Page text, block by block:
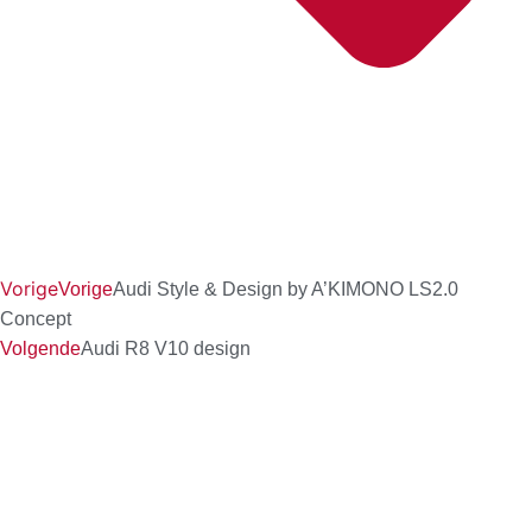
VorigeVorigeAudi Style & Design by A’KIMONO LS2.0
Concept
VolgendeAudi R8 V10 design